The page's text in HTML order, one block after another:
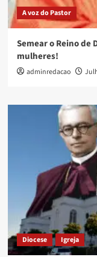
A voz do Pastor
Semear o Reino de
mulheres!
adminredacao
Diocese Igreja